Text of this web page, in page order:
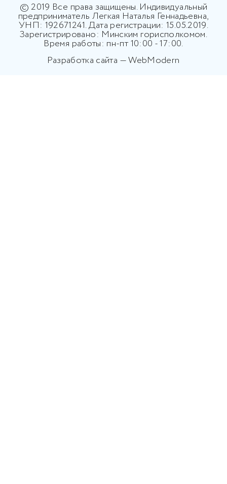
© 2019 Все права защищены. Индивидуальный
предприниматель Легкая Наталья Геннадьевна,
УНП: 192671241. Дата регистрации: 15.05.2019.
Зарегистрировано: Минским горисполкомом.
Время работы: пн-пт 10:00 - 17:00.
Разработка сайта — WebModern